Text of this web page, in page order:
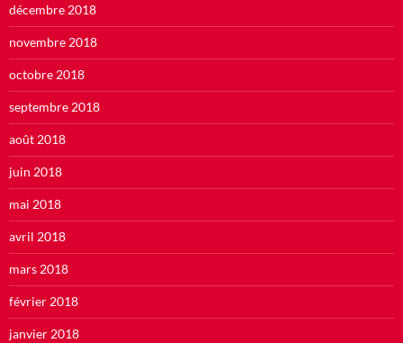
décembre 2018
novembre 2018
octobre 2018
septembre 2018
août 2018
juin 2018
mai 2018
avril 2018
mars 2018
février 2018
janvier 2018